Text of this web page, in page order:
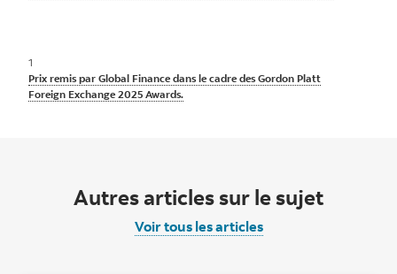
1
Prix remis par Global Finance dans le cadre des Gordon Platt
Foreign Exchange 2025 Awards.
Autres articles sur le sujet
Voir tous les articles